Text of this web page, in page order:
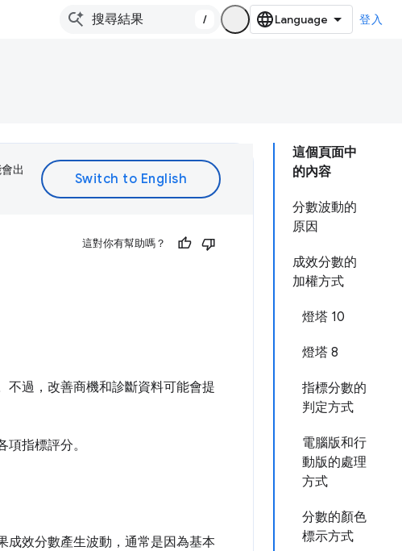
/ 登入
這個頁面中
的內容
分數波動的
原因
成效分數的
加權方式
燈塔 10
燈塔 8
指標分數的
判定方式
電腦版和行
動版的處理
方式
分數的顏色
標示方式
出
這對你有幫助嗎？
過，改善商機和診斷資料可能會提
指標評分。
效分數產生波動，通常是因為基本